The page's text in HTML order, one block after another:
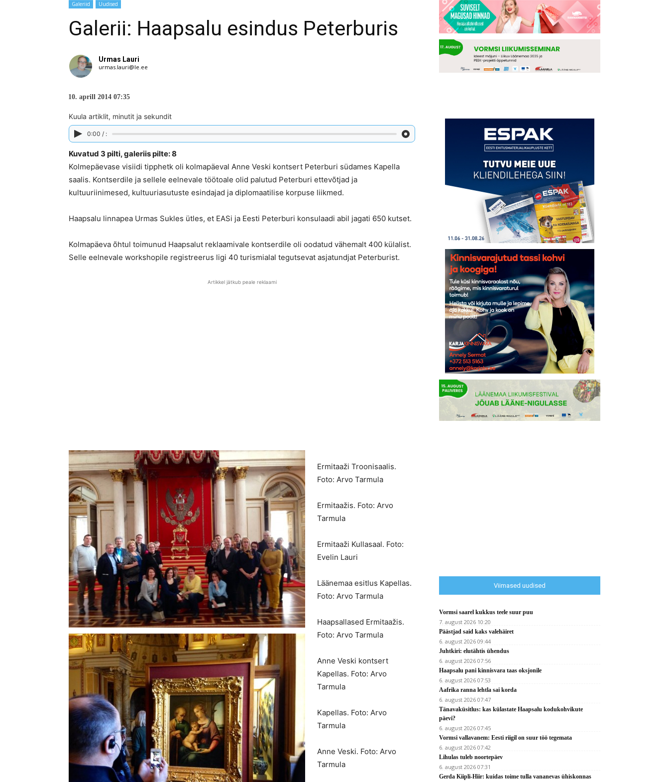
Galeriid Uudised
Galerii: Haapsalu esindus Peterburis
Urmas Lauri
urmas.lauri@le.ee
10. aprill 2014 07:35
Kuula artiklit, minutit ja sekundit
0:00 / :
Kuvatud 3 pilti, galeriis pilte: 8
Kolmepäevase visiidi tipphetk oli kolmapäeval Anne Veski kontsert Peterburi südames Kapella
saalis. Kontserdile ja sellele eelnevale töötoale olid palutud Peterburi ettevõtjad ja
kultuuriinimesed, kultuuriasutuste esindajad ja diplomaatilise korpuse liikmed.
Haapsalu linnapea Urmas Sukles ütles, et EASi ja Eesti Peterburi konsulaadi abil jagati 650 kutset.
Kolmapäeva õhtul toimunud Haapsalut reklaamivale kontserdile oli oodatud vähemalt 400 külalist.
Selle eelnevale workshopile registreerus ligi 40 turismialal tegutsevat asjatundjat Peterburist.
Artikkel jätkub peale reklaami
Ermitaaži Troonisaalis.
Foto: Arvo Tarmula
Ermitaažis. Foto: Arvo
Tarmula
Ermitaaži Kullasaal. Foto:
Evelin Lauri
Läänemaa esitlus Kapellas.
Foto: Arvo Tarmula
Haapsallased Ermitaažis.
Foto: Arvo Tarmula
Anne Veski kontsert
Kapellas. Foto: Arvo
Tarmula
Kapellas. Foto: Arvo
Tarmula
Anne Veski. Foto: Arvo
Tarmula
Viimased uudised
Vormsi saarel kukkus teele suur puu
7. august 2026 10:20
Päästjad said kaks valehäiret
6. august 2026 09:44
Juhtkiri: elutähtis ühendus
6. august 2026 07:56
Haapsalu pani kinnisvara taas oksjonile
6. august 2026 07:53
Aafrika ranna lehtla sai korda
6. august 2026 07:47
Tänavaküsitlus: kas külastate Haapsalu kodukohvikute
päevi?
6. august 2026 07:45
Vormsi vallavanem: Eesti riigil on suur töö tegemata
6. august 2026 07:42
Lihulas tuleb noortepäev
6. august 2026 07:31
Gerda Kiipli-Hiir: kuidas toime tulla vananevas ühiskonnas